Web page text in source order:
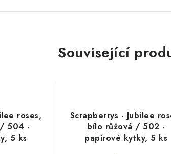
Související
roses,
504 -
5 ks
Scrapberrys - Jubilee
bílo růžová / 502 -
papírové kytky, 5 ks